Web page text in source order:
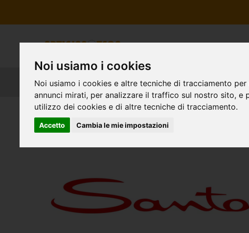
Noi usiamo i cookies
Noi usiamo i cookies e altre tecniche di tracciamento
annunci mirati, per analizzare il traffico sul nostro sito,
utilizzo dei cookies e di altre tecniche di tracciamento.
Accetto Cambia le mie impostazioni